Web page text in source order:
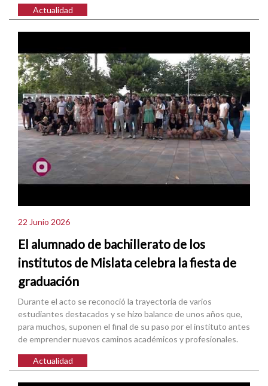
Actualidad
22 Junio 2026
El alumnado de bachillerato de los
institutos de Mislata celebra la fiesta de
graduación
Durante el acto se reconoció la trayectoria de varios
estudiantes destacados y se hizo balance de unos años que,
para muchos, suponen el final de su paso por el instituto antes
de emprender nuevos caminos académicos y profesionales.
Actualidad